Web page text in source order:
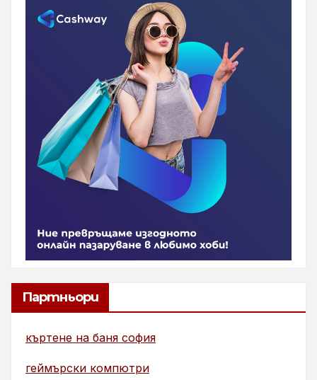
Партньори
къртене на баня софия
геймърски компютри